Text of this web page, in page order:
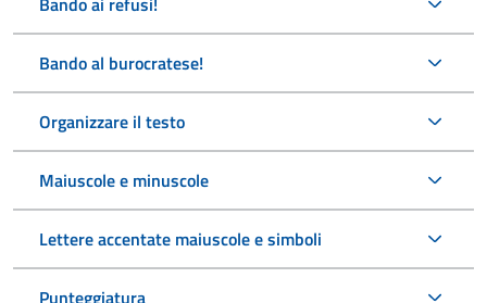
Bando al burocratese!
Organizzare il testo
Maiuscole e minuscole
Lettere accentate maiuscole e simboli
Punteggiatura